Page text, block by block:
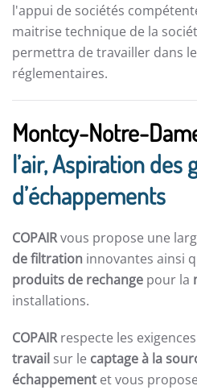
l'appui de sociétés
maitrise technique de la
permettra de travailler dans
réglementaires.
Montcy-Notre-
l’air, Aspiration des
d’échappements
COPAIRvous propose une
de filtration innovantes ainsi
produits de rechange pour la
installations.
COPAIRrespecte les
travail sur le captage à la
échappement et vous